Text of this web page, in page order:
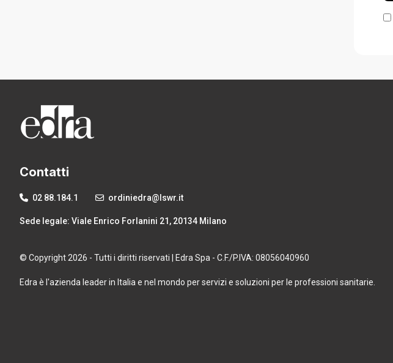
Contatti
02 88.184.1 ordiniedra@lswr.it
Sede legale: Viale Enrico Forlanini 21, 20134 Milano
© Copyright 2026 - Tutti i diritti riservati | Edra Spa - C.F./P.IVA: 08056040960
Edra è l'azienda leader in Italia e nel mondo per servizi e soluzioni per le professioni sanitarie.